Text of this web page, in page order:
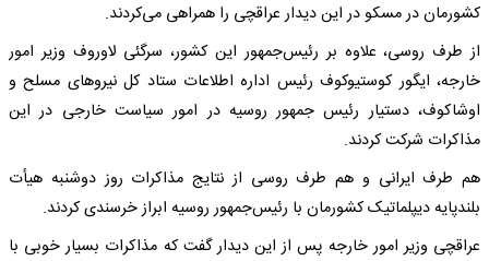
کشورمان در مسکو در این دیدار عراقچی را همراهی می‌کردند.
از طرف روسی، علاوه بر رئیس‌جمهور این کشور، سرگئی لاوروف وزیر امور
خارجه، ایگور کوستیوکوف رئیس اداره اطلاعات ستاد کل نیروهای مسلح و
اوشاکوف، دستیار رئیس جمهور روسیه در امور سیاست خارجی در این
مذاکرات شرکت کردند.
هم طرف ایرانی و هم طرف روسی از نتایج مذاکرات روز دوشنبه هیأت
بلندپایه دیپلماتیک کشورمان با رئیس‌جمهور روسیه ابراز خرسندی کردند.
عراقچی وزیر امور خارجه پس از این دیدار گفت که مذاکرات بسیار خوبی با